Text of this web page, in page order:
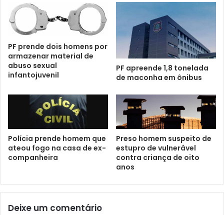
PF prende dois homens por
armazenar material de
abuso sexual
infantojuvenil
PF apreende 1,8 tonelada
de maconha em ônibus
Polícia prende homem que
ateou fogo na casa de ex-
companheira
Preso homem suspeito de
estupro de vulnerável
contra criança de oito
anos
Deixe um comentário